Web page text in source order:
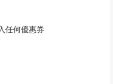
任何優惠券